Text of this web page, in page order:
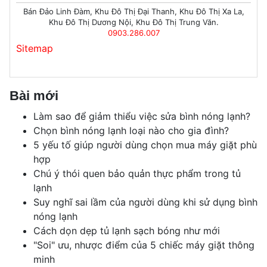
Bán Đảo Linh Đàm, Khu Đô Thị Đại Thanh, Khu Đô Thị Xa La,
Khu Đô Thị Dương Nội, Khu Đô Thị Trung Văn.
0903.286.007
Sitemap
Bài mới
Làm sao để giảm thiểu việc sửa bình nóng lạnh?
Chọn bình nóng lạnh loại nào cho gia đình?
5 yếu tố giúp người dùng chọn mua máy giặt phù
hợp
Chú ý thói quen bảo quản thực phẩm trong tủ
lạnh
Suy nghĩ sai lầm của người dùng khi sử dụng bình
nóng lạnh
Cách dọn dẹp tủ lạnh sạch bóng như mới
"Soi" ưu, nhược điểm của 5 chiếc máy giặt thông
minh